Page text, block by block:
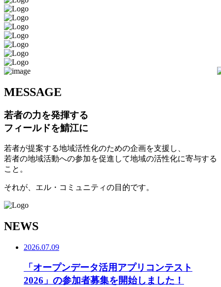
MESSAGE
若者の力を発揮する
フィールドを鯖江に
若者が提案する地域活性化のための企画を支援し、
若者の地域活動への参加を促進して地域の活性化に寄与する
こと。
それが、エル・コミュニティの目的です。
NEWS
2026.07.09
「オープンデータ活用アプリコンテスト
2026」の参加者募集を開始しました！